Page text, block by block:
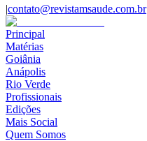
|contato@revistamsaude.com.br
Principal
Matérias
Goiânia
Anápolis
Rio Verde
Profissionais
Edições
Mais Social
Quem Somos